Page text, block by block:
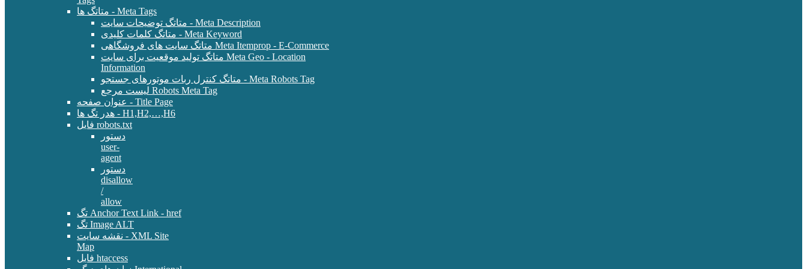
متاتگ ها - Meta Tags
متاتگ توضیحات سایت - Meta Description
متاتگ کلمات کلیدی - Meta Keyword
متاتگ سایت های فروشگاهی Meta Itemprop - E-Commerce
متاتگ تولید موقعیت برای سایت Meta Geo - Location
Information
متاتگ کنترل ربات موتورهای جستجو - Meta Robots Tag
لیست مرجع Robots Meta Tag
عنوان صفحه - Title Page
هدر تگ ها - H1,H2,…,H6
فایل robots.txt
دستور
user-
agent
دستور
disallow
/
allow
تگ Anchor Text Link - href
تگ Image ALT
نقشه سایت - XML Site
Map
فایل htaccess